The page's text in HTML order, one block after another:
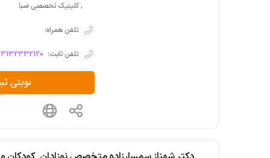
, کلینیک تخصصی صبا
تلفن همراه:
تلفن ثابت:
نوبتی